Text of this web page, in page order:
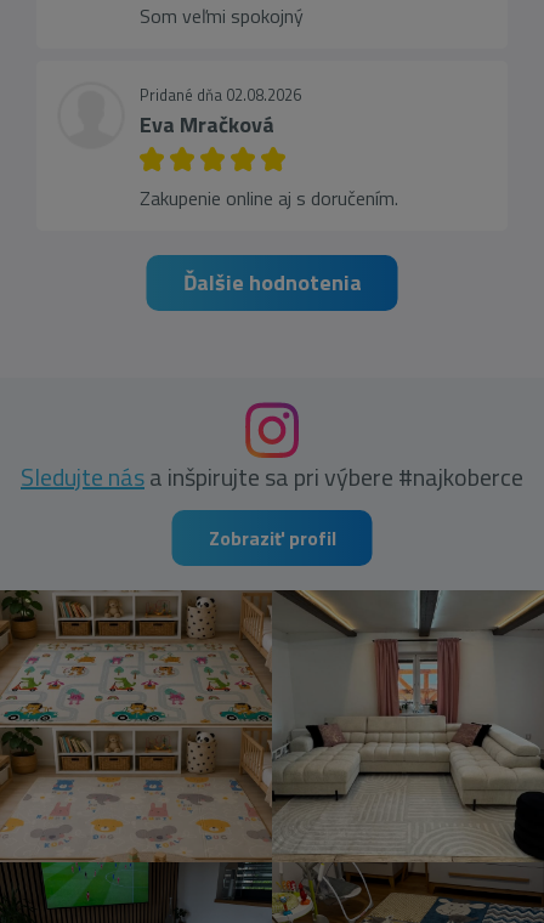
Som veľmi spokojný
Pridané dňa 02.08.2026
Eva Mračková
Zakupenie online aj s doručením.
Ďalšie hodnotenia
Sledujte nása inšpirujte sa pri výbere #najkoberce
Zobraziť profil